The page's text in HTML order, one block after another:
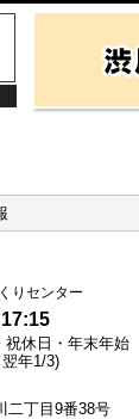
りセンター
祝休日・年末年始
年1/3)
二丁目9番38号